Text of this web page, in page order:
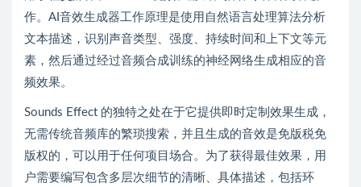
作。AI音效生成器工作原理是使用自然语言处理算法分析
文本描述，识别声音类型、强度、持续时间和上下文等元
素，然后通过经过音频合成训练的神经网络生成相应的音
频效果。
Sounds Effect 的独特之处在于它提供即时定制效果生成，
无需传统音频库的繁琐搜索，并且生成的音效是免版税免
版权的，可以用于任何项目场合。为了获得最佳效果，用
户需要编写包含多层次细节的清晰、具体描述，包括环